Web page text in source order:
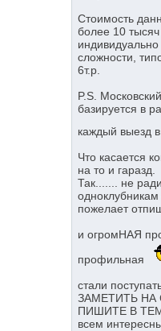
Стоимость
более 10
сложности,
6т.р.
P.S.
базируется в
каждый выезд в
Что касается
на то и гаразд.
Так....... не
пожелает
и огромНАЯ
профильная
стали
ЗАМЕТИТЬ НА
ПИШИТЕ В
всем